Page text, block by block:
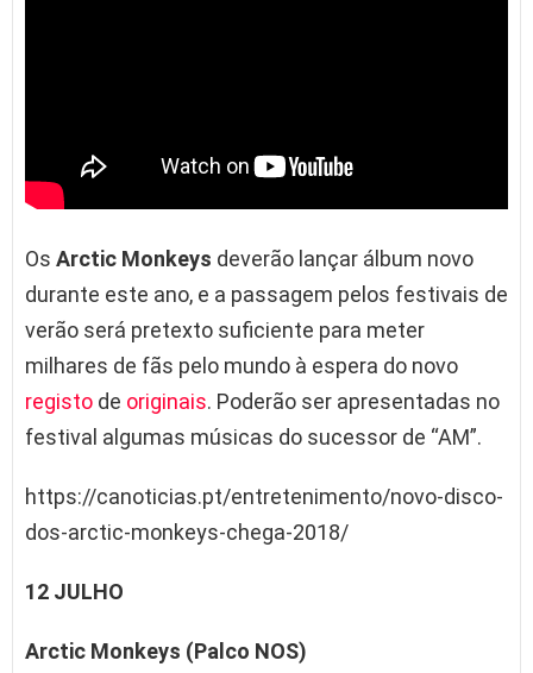
Os Arctic Monkeys deverão lançar álbum novo
durante este ano, e a passagem pelos festivais de
verão será pretexto suficiente para meter
milhares de fãs pelo mundo à espera do novo
registo de originais. Poderão ser apresentadas no
festival algumas músicas do sucessor de “AM”.
https://canoticias.pt/entretenimento/novo-disco-
dos-arctic-monkeys-chega-2018/
12 JULHO
Arctic Monkeys (Palco NOS)